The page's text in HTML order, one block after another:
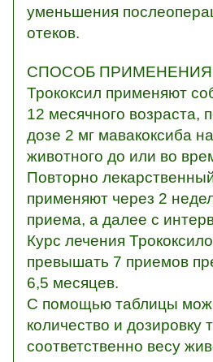
уменьшения
отеков.
СПОСОБ
Трококсил применяют
12 месячного возраста,
дозе 2 мг мавакоксиба
животного до или во
Повторно
применяют через 2
приема, а далее с
Курс лечения
превышать 7 приемов
6,5 месяцев.
С помощью таблицы
количество и дозировку
соответственно весу